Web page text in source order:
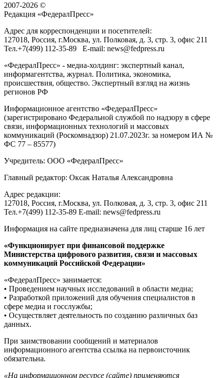
2007-2026 ©
Редакция «ФедералПресс»
Адрес для корреспонденции и посетителей:
127018, Россия, г.Москва, ул. Полковая, д. 3, стр. 3, офис 211
Тел.+7(499) 112-35-89 E-mail: news@fedpress.ru
«ФедералПресс» - медиа-холдинг: экспертный канал,
информагентства, журнал. Политика, экономика,
происшествия, общество. Экспертный взгляд на жизнь
регионов РФ
Информационное агентство «ФедералПресс»
(зарегистрировано Федеральной службой по надзору в сфере
связи, информационных технологий и массовых
коммуникаций (Роскомнадзор) 21.07.2023г. за номером ИА №
ФС 77 – 85577)
Учредитель: ООО «ФедералПресс»
Главный редактор: Оксак Наталья Александровна
Адрес редакции:
127018, Россия, г.Москва, ул. Полковая, д. 3, стр. 3, офис 211
Тел.+7(499) 112-35-89 E-mail: news@fedpress.ru
Информация на сайте предназначена для лиц старше 16 лет
«Функционирует при финансовой поддержке
Министерства цифрового развития, связи и массовых
коммуникаций Российской Федерации»
«ФедералПресс» занимается:
• Проведением научных исследований в области медиа;
• Разработкой приложений для обучения специалистов в
сфере медиа и госслужбы;
• Осуществляет деятельность по созданию различных баз
данных.
При заимствовании сообщений и материалов
информационного агентства ссылка на первоисточник
обязательна.
«На информационном ресурсе (сайте) применяются